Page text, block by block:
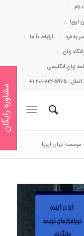
نام
به فرد
ارتباط با ما
زبان
زبان انگلیسی
ایران اروپا